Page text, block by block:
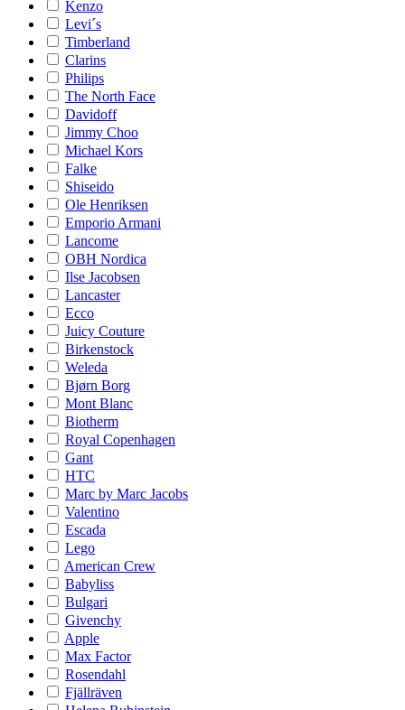
Kenzo
Levi´s
Timberland
Clarins
Philips
The North Face
Davidoff
Jimmy Choo
Michael Kors
Falke
Shiseido
Ole Henriksen
Emporio Armani
Lancome
OBH Nordica
Ilse Jacobsen
Lancaster
Ecco
Juicy Couture
Birkenstock
Weleda
Bjørn Borg
Mont Blanc
Biotherm
Royal Copenhagen
Gant
HTC
Marc by Marc Jacobs
Valentino
Escada
Lego
American Crew
Babyliss
Bulgari
Givenchy
Apple
Max Factor
Rosendahl
Fjällräven